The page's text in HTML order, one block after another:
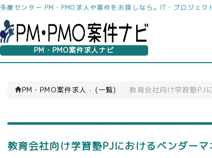
多摩センター PM・PMO求人や案件をお探しなら。IT・プロジェ
PM・PMO案件求人ナビ
PM・PMO案件求人 › (一覧) › 教育会社向け学習塾PJ
教育会社向け学習塾PJにおけるベンダー